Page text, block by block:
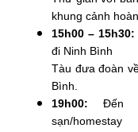
khung cảnh
15h00 – 15h30:
đi Ninh Bình
Tàu đưa đoàn
Bình.
19h00: Đến
sạn/homestay